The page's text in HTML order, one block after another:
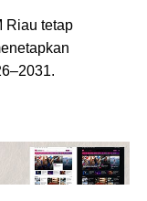
Riau tetap